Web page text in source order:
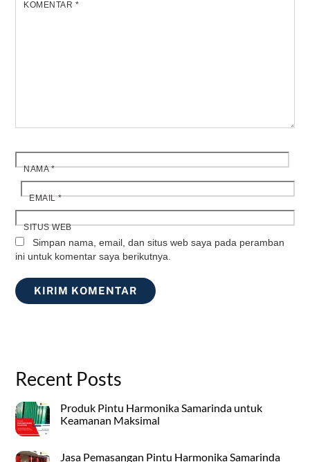
KOMENTAR *
NAMA*
EMAIL*
SITUS WEB
Simpan nama, email, dan situs web saya pada peramban
ini untuk komentar saya berikutnya.
Recent Posts
Produk Pintu Harmonika Samarinda untuk
Keamanan Maksimal
Jasa Pemasangan Pintu Harmonika Samarinda